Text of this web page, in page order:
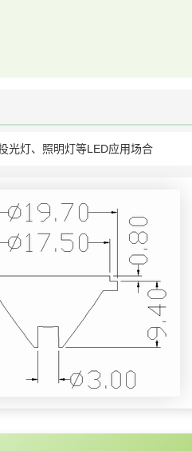
光灯、照明灯等LED应用场合